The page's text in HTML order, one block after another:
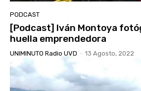
PODCAST
[Podcast] Iván Montoya
huella emprendedora
UNIMINUTO Radio UVD - 13 Agosto, 2022